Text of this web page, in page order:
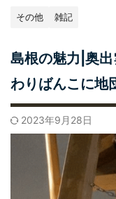
その他 雑記
島根の魅力|奥
わりばんこに地
2023年9月28日